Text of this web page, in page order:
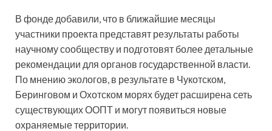
В фонде добавили, что в ближайшие месяцы
участники проекта представят результаты работы
научному сообществу и подготовят более детальные
рекомендации для органов государственной власти.
По мнению экологов, в результате в Чукотском,
Беринговом и Охотском морях будет расширена сеть
существующих ООПТ и могут появиться новые
охраняемые территории.